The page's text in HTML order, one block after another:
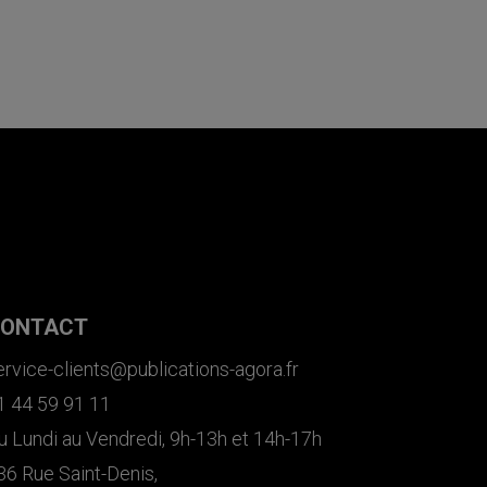
clients@publications-agora.fr
44 59 91 11
Lundi au Vendredi, 9h-13h et 14h-17h
Rue Saint-Denis,